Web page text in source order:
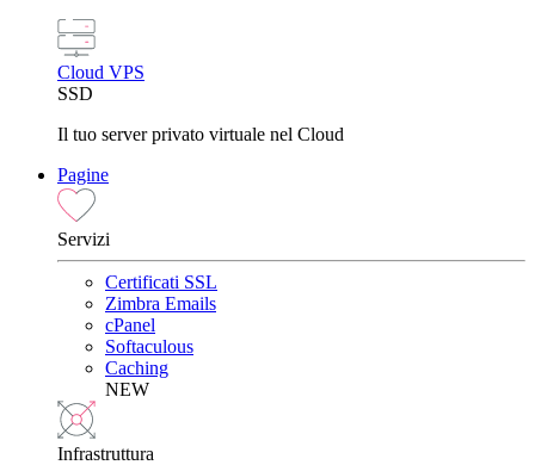
Cloud VPS
SSD
Il tuo server privato virtuale nel Cloud
Pagine
Servizi
Certificati SSL
Zimbra Emails
cPanel
Softaculous
Caching
NEW
Infrastruttura